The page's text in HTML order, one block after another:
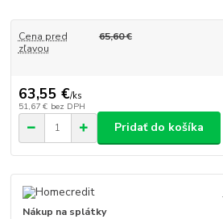
Cena pred
zľavou
65,60 €
63,55 €/ks
51,67 € bez DPH
Pridať do košíka
Nákup na splátky